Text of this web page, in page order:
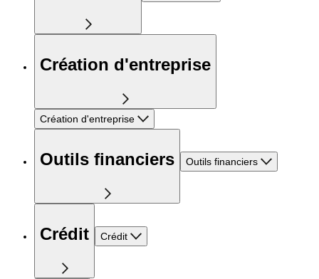
Création d'entreprise
Création d'entreprise
Outils financiers Outils financiers
Crédit Crédit